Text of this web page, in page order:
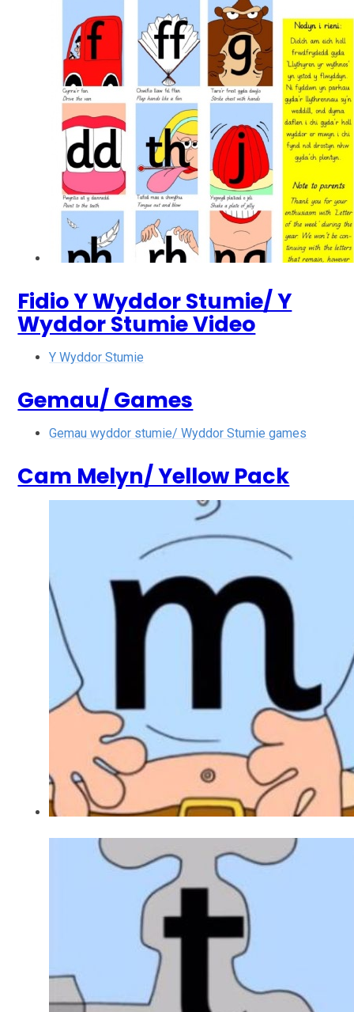
Fidio Y Wyddor Stumie/ Y
Wyddor Stumie Video
Y Wyddor Stumie
Gemau/ Games
Gemau wyddor stumie/ Wyddor Stumie games
Cam Melyn/ Yellow Pack